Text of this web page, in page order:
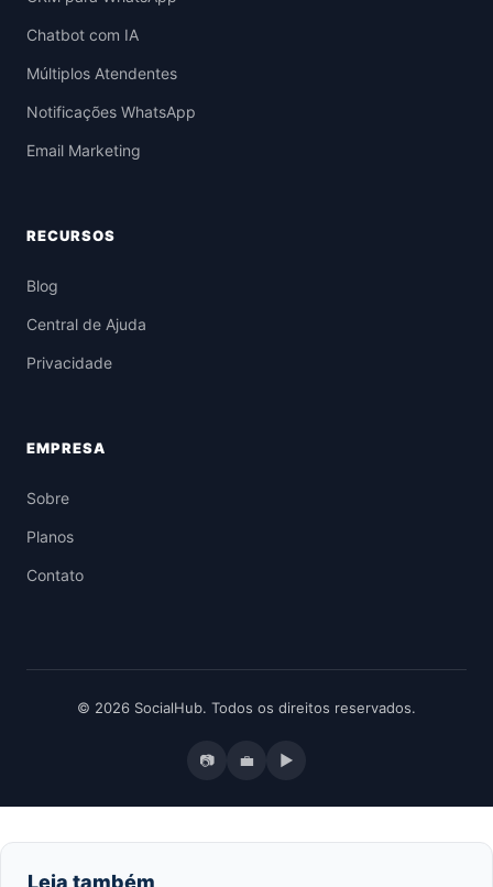
Chatbot com IA
Múltiplos Atendentes
Notificações WhatsApp
Email Marketing
RECURSOS
Blog
Central de Ajuda
Privacidade
EMPRESA
Sobre
Planos
Contato
© 2026 SocialHub. Todos os direitos reservados.
📷 💼 ▶
Leia também